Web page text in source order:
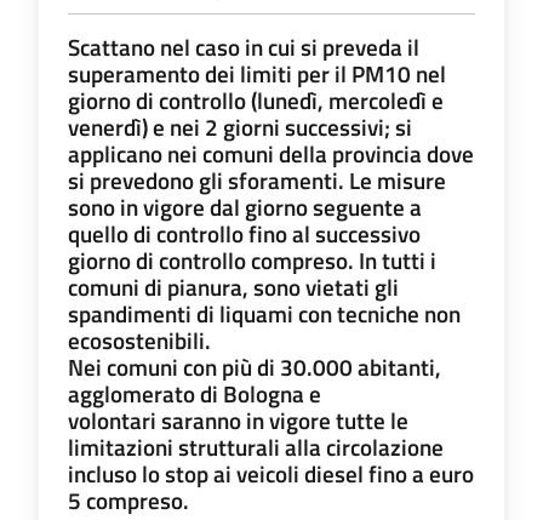
Scattano nel caso in cui si preveda il
superamento dei limiti per il PM10 nel
giorno di controllo (lunedì, mercoledì e
venerdì) e nei 2 giorni successivi; si
applicano nei comuni della provincia dove
si prevedono gli sforamenti. Le misure
sono in vigore dal giorno seguente a
quello di controllo fino al successivo
giorno di controllo compreso. In tutti i
comuni di pianura, sono vietati gli
spandimenti di liquami con tecniche non
ecosostenibili.
Nei comuni con più di 30.000 abitanti,
agglomerato di Bologna e
volontari saranno in vigore tutte le
limitazioni strutturali alla circolazione
incluso lo stop ai veicoli diesel fino a euro
5 compreso.